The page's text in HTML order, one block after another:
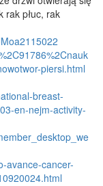
rak płuc, rak
piersi.html
breast-
en-nejm-activity-
avance-cancer-